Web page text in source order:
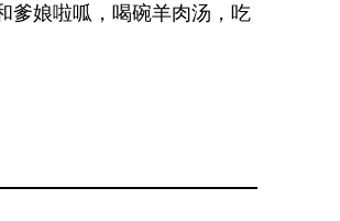
爹娘啦呱，喝碗羊肉汤，吃